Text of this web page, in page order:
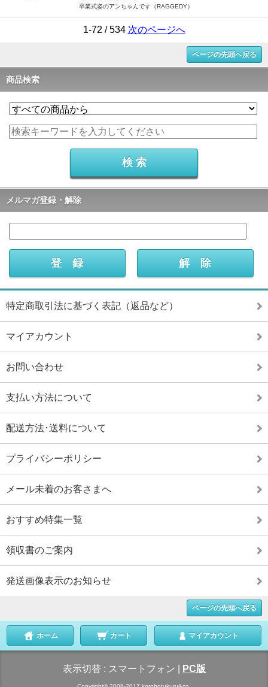
卒業式姿のアンちゃんです（RAGGEDY）
1-72 / 534 次のページへ
ページの先頭へ戻る
商品検索
メルマガ登録・解除
特定商取引法に基づく表記（返品など）
マイアカウント
お問い合わせ
支払い方法について
配送方法･送料について
プライバシーポリシー
メール未着のお客さまへ
おすすめ特集一覧
領収書のご案内
発送画像表示のお知らせ
ページの先頭へ戻る
ホーム カート マイアカウント
表示切替 : スマートフォン PC版